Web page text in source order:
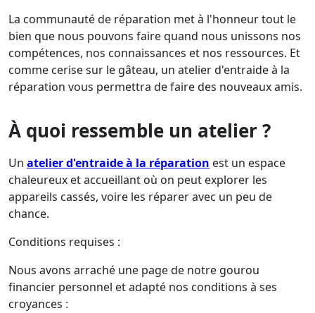
La communauté de réparation met à l'honneur tout le
bien que nous pouvons faire quand nous unissons nos
compétences, nos connaissances et nos ressources. Et
comme cerise sur le gâteau, un atelier d'entraide à la
réparation vous permettra de faire des nouveaux amis.
À quoi ressemble un atelier ?
Un atelier d'entraide à la réparation est un espace
chaleureux et accueillant où on peut explorer les
appareils cassés, voire les réparer avec un peu de
chance.
Conditions requises :
Nous avons arraché une page de notre gourou
financier personnel et adapté nos conditions à ses
croyances :